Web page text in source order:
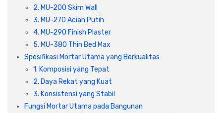
2. MU-200 Skim Wall
3. MU-270 Acian Putih
4. MU-290 Finish Plaster
5. MU-380 Thin Bed Max
Spesifikasi Mortar Utama yang Berkualitas
1. Komposisi yang Tepat
2. Daya Rekat yang Kuat
3. Konsistensi yang Stabil
Fungsi Mortar Utama pada Bangunan